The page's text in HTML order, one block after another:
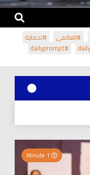
#العالمي
#لحماية
#dailyprompt